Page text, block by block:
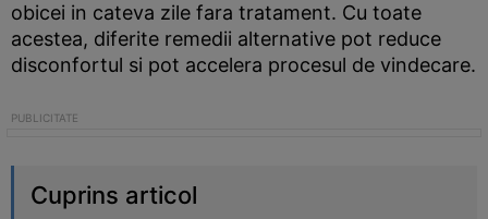
obicei in cateva zile fara tratament. Cu toate
acestea, diferite remedii alternative pot reduce
disconfortul si pot accelera procesul de vindecare.
Cuprins articol